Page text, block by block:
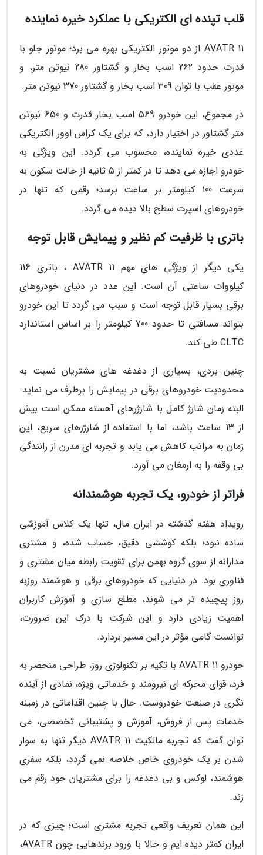
قلب تپنده ای الکتریکی با عملکرد خیره نماینده
AVATR 11 از دو موتور الکتریکی بهره می برد؛ موتور جلو با
قدرت حدود 262 اسب بخار و گشتاور 280 نیوتن متر، و
موتور عقب با توان 309 اسب بخار و گشتاور 370 نیوتن متر.
در مجموع، این خودرو 569 اسب بخار قدرت و 650 نیوتن
متر گشتاور در اختیار دارد، که برای یک کراس اوور الکتریکی
عددی خیره نماینده، محسوب می گردد. این ویژگی به
خودرو اجازه می دهد تا در کمتر از 5 ثانیه از حالت سکون به
سرعت 100 کیلومتر بر ساعت برسد؛ رقمی که تنها در
خودروهای اسپرت سطح بالا دیده می گردد.
باتری با ظرفیت کم نظیر و پیمایش قابل توجه
یکی دیگر از ویژگی های مهم AVATR 11 ، باتری 116
کیلووات ساعتی آن است. این عدد در دنیای خودروهای
برقی بسیار قابل توجه است و سبب می گردد تا این خودرو
بتواند مسافتی تا حدود 700 کیلومتر را بر اساس استاندارد
CLTC طی کند.
چنین بردی، بسیاری از دغدغه های مشتریان نسبت به
محدودیت خودروهای برقی در پیمایش را برطرف می نماید.
البته زمان شارژ کامل با شارژرهای آهسته ممکن است بیش
از 13 ساعت باشد، اما با استفاده از شارژرهای سریع، این
زمان به مراتب کاهش می یابد و تجربه ای مدرن از رانندگی
بی وقفه را به ارمغان می آورد.
فراتر از خودرو، یک تجربه هوشمندانه
رویداد هفته گذشته در ایران مال، تنها یک کلاس آموزشی
ساده نبود؛ بلکه کوششی دقیق، حساب شده، و مشتری
مدارانه از سوی گروه بهمن برای تقویت رابطه میان مشتری و
فناوری بود. در دنیایی که خودروهای برقی و هوشمند روزبه
روز پیچیده تر می شوند، مطلع سازی و آموزش کاربران
اهمیت زیادی دارد و این شرکت با درک این ضرورت،
توانست گامی مؤثر در این مسیر بردارد.
خودرو AVATR 11 با تکیه بر تکنولوژی روز، طراحی منحصر به
فرد، قوای محرکه ای نیرومند و خدماتی ویژه، نمادی از آینده
نگری در صنعت خودروست. حال با چنین اقداماتی در زمینه
خدمات پس از فروش، آموزش و پشتیبانی تخصصی، می
توان گفت که تجربه مالکیت AVATR 11 دیگر تنها به سوار
شدن بر یک خودروی خاص خلاصه نمی گردد، بلکه سفری
هوشمند، لوکس و بی دغدغه را برای مشتریان خود رقم می
زند.
این همان تعریف واقعی تجربه مشتری است؛ چیزی که در
ایران کمتر دیده ایم و حالا با ورود برندهایی چون AVATR،